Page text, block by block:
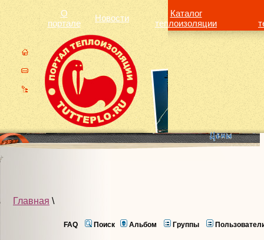
О
портале
Новости
Каталог
теплоизоляции
Главная \
FAQ Поиск Альбом Группы